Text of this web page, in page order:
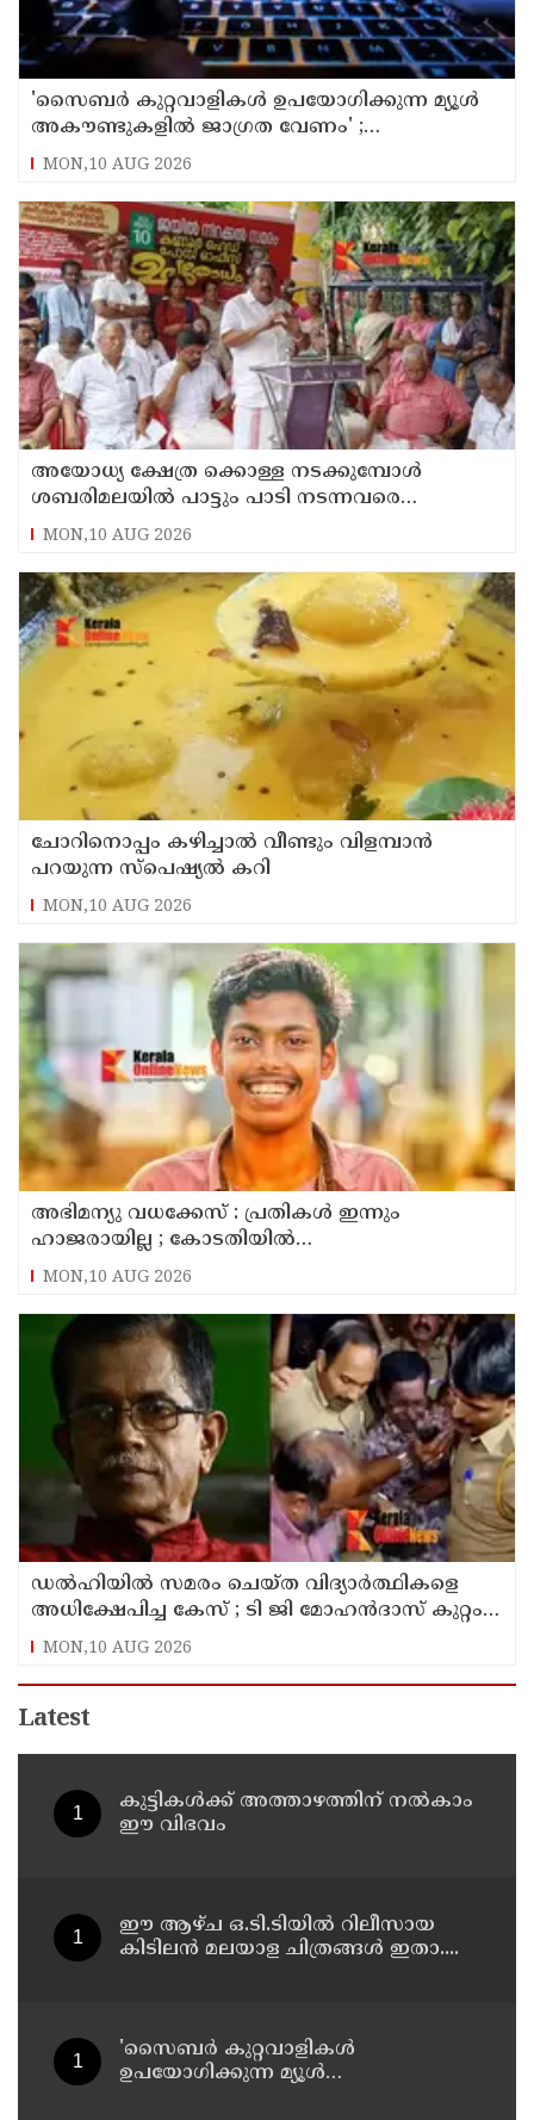
'സൈബര്‍ കുറ്റവാളികള്‍ ഉപയോഗിക്കുന്ന മ്യൂള്‍
അകൗണ്ടുകളില്‍ ജാഗ്രത വേണം' ;
നിര്‍ദേശവുമായി പൊലീസ്
MON,10 AUG 2026
അയോധ്യ ക്ഷേത്ര ക്കൊള്ള നടക്കുമ്പോൾ
ശബരിമലയിൽ പാട്ടും പാടി നടന്നവരെ
കാണാനില്ല ; ഇ.പി.ജയരാജൻ
MON,10 AUG 2026
ചോറിനൊപ്പം കഴിച്ചാൽ വീണ്ടും വിളമ്പാൻ
പറയുന്ന സ്പെഷ്യൽ കറി
MON,10 AUG 2026
അഭിമന്യു വധക്കേസ് : പ്രതികൾ ഇന്നും
ഹാജരായില്ല ; കോടതിയിൽ
മാധ്യമപ്രവർത്തകരുള്ളതിനാൽ ഹാജരാകാൻ
ബുദ്ധിമുട്ടെന്ന് പ്രതികൾ
MON,10 AUG 2026
ഡൽഹിയിൽ സമരം ചെയ്ത വിദ്യാർത്ഥികളെ
അധിക്ഷേപിച്ച കേസ് ; ടി ജി മോഹൻദാസ് കുറ്റം
സമ്മതിച്ചു
MON,10 AUG 2026
Latest
കുട്ടികൾക്ക് അത്താഴത്തിന് നൽകാം
ഈ വിഭവം
ഈ ആഴ്ച ഒ.ടി.ടിയിൽ റിലീസായ
കിടിലൻ മലയാള ചിത്രങ്ങൾ ഇതാ....
'സൈബര്‍ കുറ്റവാളികള്‍
ഉപയോഗിക്കുന്ന മ്യൂള്‍